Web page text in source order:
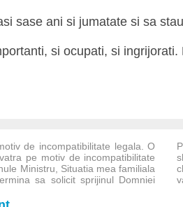
sase ani si jumatate si sa
si ocupati, si
de incompatibilitate legala. O
pe motiv de incompatibilitate
Ministru, Situatia mea familiala
sa solicit sprijinul Domniei